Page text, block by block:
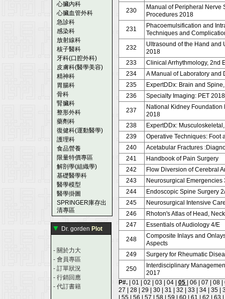
心臟內科
心臟血管外科
急診科
感染科
放射線科
核子醫科
牙科(口腔外科)
皮膚科(醫學美容)
精神科
胃腸科
骨科
腎臟科
整形外科
藥劑科
復健科(運動醫學)
護理科
食品營養
限量特價專區
解剖學(組織學)
基礎醫學科
醫學模型
醫學掛圖
SPRINGER庫存出
清專區
▼ Dr. gorden Plot
- 關於力大
- 會員專區
- 訂單狀況
- 行銷回應
- 代訂書籍
230
Manual of Peripheral Nerve
Procedures 2018
231
Phacoemulsification and
Techniques and
232
Ultrasound of the Hand and
2018
233
Clinical Arrhythmology, 2nd
234
A Manual of Laboratory and
235
ExpertDDx: Brain and
236
Specialty Imaging: PET 2018
237
National Kidney
2018
238
ExpertDDx:
239
Operative Techniques: Foot
240
Acetabular Fractures
241
Handbook of Pain Surgery
242
Flow Diversion of Cerebral
243
Neurosurgical Emergencies
244
Endoscopic Spine Surgery
245
Neurosurgical Intensive
246
Rhoton's Atlas of Head,
247
Essentials of Audiology 4/E
248
Composite Inlays and
Aspects
249
Surgery for Rheumatic
250
Interdisciplinary
2017
P#.| 01 02 03 04 05 06 07 08
27
28 29 30 31 32 33 34 35
55 56 57 58 59 60 61 62 63